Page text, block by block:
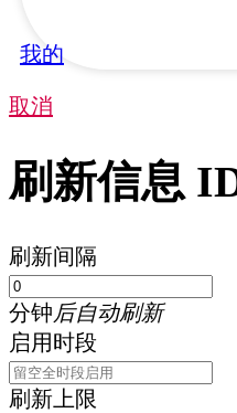
聊天
我的
取消
刷新信息 ID: